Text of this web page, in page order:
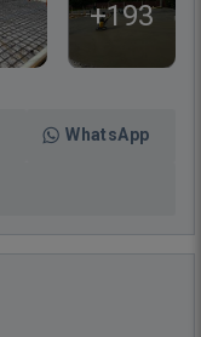
+193
WhatsApp